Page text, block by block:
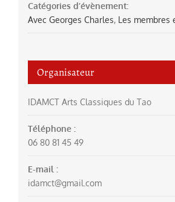
Catégories d’évènement:
Avec Georges Charles, Les membres
Organisateur
IDAMCT Arts Classiques du Tao
Téléphone :
06 80 81 45 49
E-mail :
idamct@gmail.com